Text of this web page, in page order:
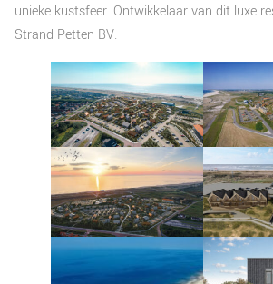
unieke kustsfeer. Ontwikkelaar van dit luxe
Strand Petten BV.